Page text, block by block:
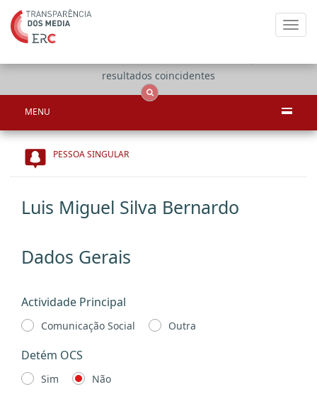
resultados coincidentes
MENU
PESSOA SINGULAR
Luis Miguel Silva Bernardo
Dados Gerais
Actividade Principal
Comunicação Social Outra
Detém OCS
Sim Não